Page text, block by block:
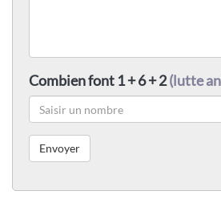
Combien font 1 + 6 + 2(lutte